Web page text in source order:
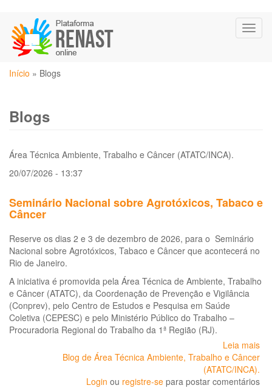
para
conteúdo
principal
Você
Início » Blogs
Blogs
Área Técnica Ambiente, Trabalho e Câncer (ATATC/INCA).
20/07/2026 - 13:37
Seminário Nacional sobre Agrotóxicos, Tabaco e
Câncer
Reserve os dias 2 e 3 de dezembro de 2026, para o Seminário
Nacional sobre Agrotóxicos, Tabaco e Câncer que acontecerá no
Rio de Janeiro.
A iniciativa é promovida pela Área Técnica de Ambiente, Trabalho
e Câncer (ATATC), da Coordenação de Prevenção e Vigilância
(Conprev), pelo Centro de Estudos e Pesquisa em Saúde
Coletiva (CEPESC) e pelo Ministério Público do Trabalho –
Procuradoria Regional do Trabalho da 1ª Região (RJ).
Leia mais
Blog de Área Técnica Ambiente, Trabalho e Câncer
(ATATC/INCA).
Login ou registre-se para postar comentários